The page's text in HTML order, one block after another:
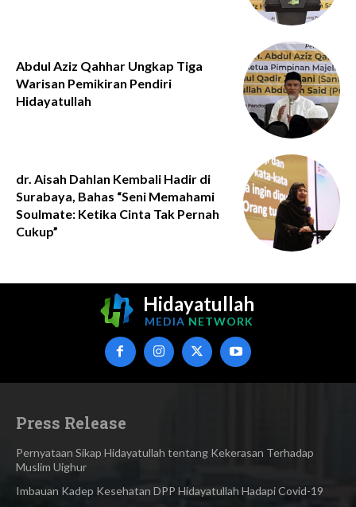
Abdul Aziz Qahhar Ungkap Tiga
Warisan Pemikiran Pendiri
Hidayatullah
dr. Aisah Dahlan Kembali Hadir di
Surabaya, Bahas “Seni Memahami
Soulmate: Ketika Cinta Tak Pernah
Cukup”
Hidayatullah
MEDIA NETWORK
Press Release
Pernyataan Sikap Hidayatullah tentang Kekerasan Terhadap
Muslim Uighur
Imbauan Kadep Kesehatan DPP Hidayatullah Hadapi Covid-19